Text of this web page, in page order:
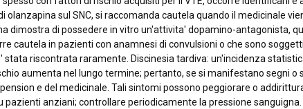
sul SNC, si raccomanda cautela quando il medicinale
dimostra di possedere in vitro un'attivita' dopamino-antagonista,
cautela in pazienti con anamnesi di convulsioni o che sono
riscontrata raramente. Discinesia tardiva: un'incidenza
aumenta nel lungo termine; pertanto, se si manifestano segni o
e del medicinale. Tali sintomi possono peggiorare o
anziani; controllare periodicamente la pressione